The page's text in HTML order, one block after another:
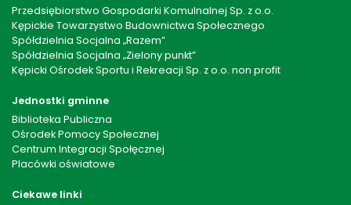
Przedsiębiorstwo Gospodarki Komulnalnej Sp. z o.o.
Kępickie Towarzystwo Budownictwa Społecznego
Spółdzielnia Socjalna „Razem”
Spółdzielnia Socjalna „Zielony punkt”
Kępicki Ośrodek Sportu i Rekreacji Sp. z o.o. non profit
Jednostki gminne
Biblioteka Publiczna
Ośrodek Pomocy Społecznej
Centrum Integracji Społęcznej
Placówki oświatowe
Ciekawe linki